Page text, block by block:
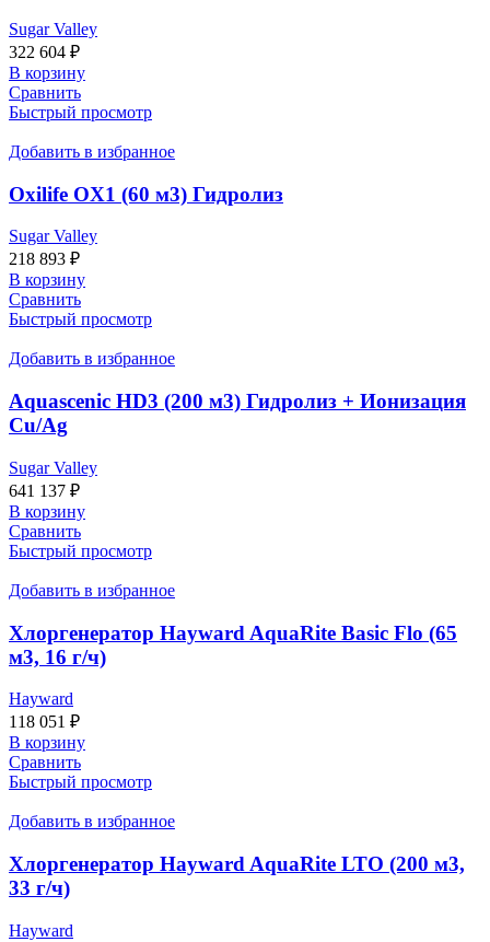
Sugar Valley
322 604 ₽
В корзину
Сравнить
Быстрый просмотр
Добавить в избранное
Oxilife OX1 (60 м3) Гидролиз
Sugar Valley
218 893 ₽
В корзину
Сравнить
Быстрый просмотр
Добавить в избранное
Aquascenic HD3 (200 м3) Гидролиз + Ионизация
Cu/Ag
Sugar Valley
641 137 ₽
В корзину
Сравнить
Быстрый просмотр
Добавить в избранное
Хлоргенератор Hayward AquaRite Basic Flo (65
м3, 16 г/ч)
Hayward
118 051 ₽
В корзину
Сравнить
Быстрый просмотр
Добавить в избранное
Хлоргенератор Hayward AquaRite LTO (200 м3,
33 г/ч)
Hayward